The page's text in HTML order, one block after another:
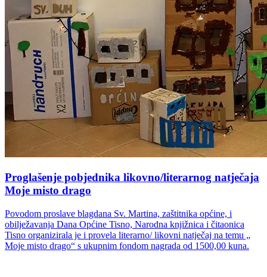
Proglašenje pobjednika likovno/literarnog natječaja
Moje misto drago
Povodom proslave blagdana Sv. Martina, zaštitnika općine, i
obilježavanja Dana Općine Tisno, Narodna knjižnica i čitaonica
Tisno organizirala je i provela literarno/ likovni natječaj na temu „
Moje misto drago“ s ukupnim fondom nagrada od 1500,00 kuna.